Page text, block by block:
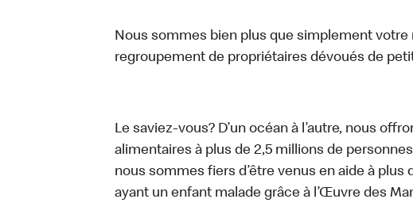
Nous sommes bien plus que simplement
regroupement de propriétaires dévoués de
Le saviez-vous? D’un océan à l’autre, nous
alimentaires à plus de 2,5 millions de
nous sommes fiers d’être venus en aide à plus
ayant un enfant malade grâce à l’Œuvre des